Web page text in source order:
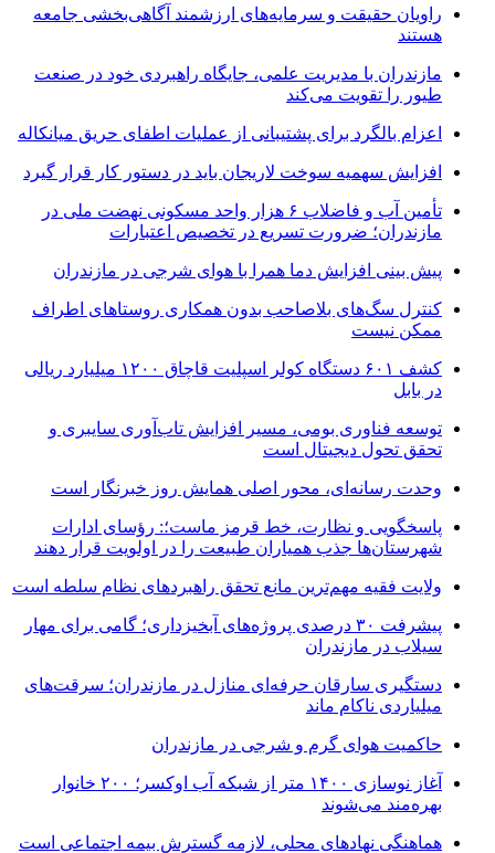
راویان حقیقت و سرمایه‌های ارزشمند آگاهی‌بخشی جامعه
هستند
مازندران با مدیریت علمی، جایگاه راهبردی خود در صنعت
طیور را تقویت می‌کند
اعزام بالگرد برای پشتیبانی از عملیات اطفای حریق میانکاله
افزایش سهمیه سوخت لاریجان باید در دستور کار قرار گیرد
تأمین آب و فاضلاب ۶ هزار واحد مسکونی نهضت ملی در
مازندران؛ ضرورت تسریع در تخصیص اعتبارات
پیش بینی افزایش دما همرا با هوای شرجی در مازندران
کنترل سگ‌های بلاصاحب بدون همکاری روستاهای اطراف
ممکن نیست
کشف ۶۰۱ دستگاه کولر اسپلیت قاچاق ۱۲۰۰ میلیارد ریالی
در بابل
توسعه فناوری بومی، مسیر افزایش تاب‌آوری سایبری و
تحقق تحول دیجیتال است
وحدت رسانه‌ای، محور اصلی همایش روز خبرنگار است
پاسخگویی و نظارت، خط قرمز ماست؛: رؤسای ادارات
شهرستان‌ها جذب همیاران طبیعت را در اولویت قرار دهند
ولایت فقیه مهم‌ترین مانع تحقق راهبردهای نظام سلطه است
پیشرفت ۳۰ درصدی پروژه‌های آبخیزداری؛ گامی برای مهار
سیلاب در مازندران
دستگیری سارقان حرفه‌ای منازل در مازندران؛ سرقت‌های
میلیاردی ناکام ماند
حاکمیت هوای گرم و شرجی در مازندران
آغاز نوسازی ۱۴۰۰ متر از شبکه آب اوکسر؛ ۲۰۰ خانوار
بهره‌مند می‌شوند
هماهنگی نهادهای محلی، لازمه گسترش بیمه اجتماعی است